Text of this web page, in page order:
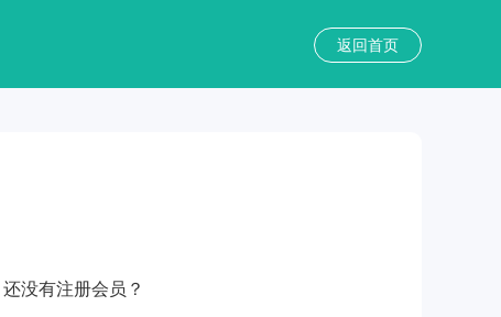
返回首页
还没有注册会员？